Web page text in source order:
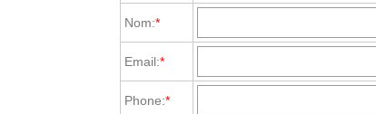
Nom:*
Email:*
Phone:*